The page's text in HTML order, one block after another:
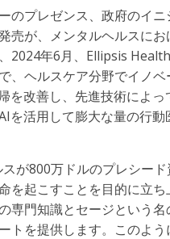
のプレゼンス、政府のイ
売が、メンタルヘルスに
2024年6月、Ellipsis
、ヘルスケア分野でイノ
を改善し、先進技術によ
を活用して膨大な量の行
が800万ドルのプレシー
を起こすことを目的に立
専門知識とセージという
トを提供します。このよ